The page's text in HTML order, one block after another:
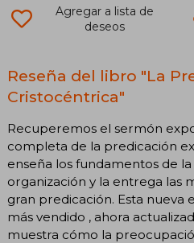
Agregar a lista de
deseos
Reseña del libro "La
Cristocéntrica"
Recuperemos el sermón
completa de la predicación
enseña los fundamentos de
organización y la entrega las
gran predicación. Esta nueva
más vendido , ahora
muestra cómo la